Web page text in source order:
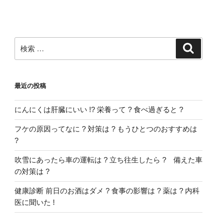
索:
最近の投稿
にんにくは肝臓にいい !? 栄養って ? 食べ過ぎると ?
フケの原因ってなに ? 対策は ? もうひとつのおすすめは
?
吹雪にあったら車の運転は ? 立ち往生したら ? 備えた車
の対策は ?
健康診断 前日のお酒はダメ ? 食事の影響は ? 薬は ? 内科
医に聞いた !